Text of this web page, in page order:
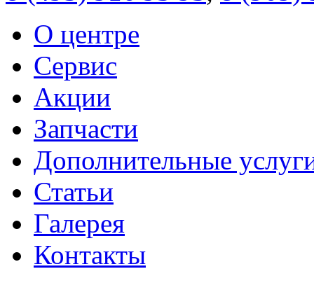
О центре
Сервис
Акции
Запчасти
Дополнительные
Статьи
Галерея
Контакты